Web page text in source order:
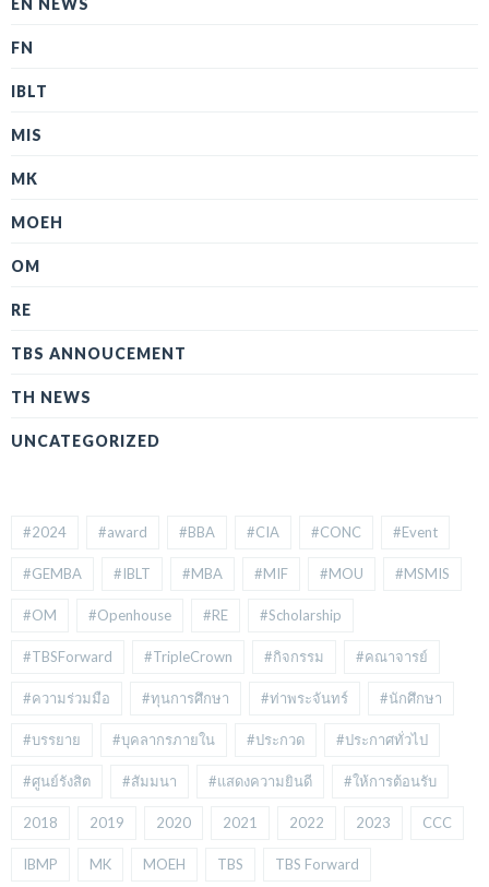
EN NEWS
FN
IBLT
MIS
MK
MOEH
OM
RE
TBS ANNOUCEMENT
TH NEWS
UNCATEGORIZED
#2024 #award #BBA #CIA #CONC #Event
#GEMBA #IBLT #MBA #MIF #MOU #MSMIS
#OM #Openhouse #RE #Scholarship
#TBSForward #TripleCrown #กิจกรรม #คณาจารย์
#ความร่วมมือ #ทุนการศึกษา #ท่าพระจันทร์ #นักศึกษา
#บรรยาย #บุคลากรภายใน #ประกวด #ประกาศทั่วไป
#ศูนย์รังสิต #สัมมนา #แสดงความยินดี #ให้การต้อนรับ
2018 2019 2020 2021 2022 2023 CCC
IBMP MK MOEH TBS TBS Forward